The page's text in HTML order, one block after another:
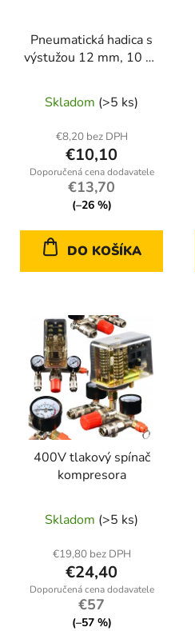
Pneumatická hadica s
výstužou 12 mm, 10 m,
Skladom (>5 ks)
€8,20 bez DPH
€10,10
€13,70
(–26 %)
DO KOŠÍKA
400V tlakový spínač
kompresora
Skladom (>5 ks)
€19,80 bez DPH
€24,40
€57
(–57 %)